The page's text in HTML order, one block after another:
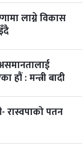
लाग्ने विकास
हौं : मन्त्री बादी
रास्वपाको पतन